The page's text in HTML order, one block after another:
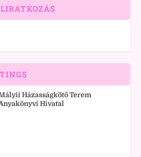
Házasságkötő Terem
Hivatal